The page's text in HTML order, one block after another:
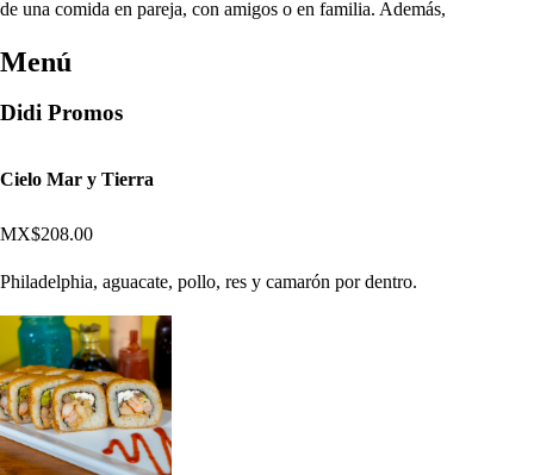
de una comida en pareja, con amigos o en familia. Además,
Menú
Didi Promos
Cielo Mar y Tierra
MX$208.00
Philadelphia, aguacate, pollo, res y camarón por dentro.